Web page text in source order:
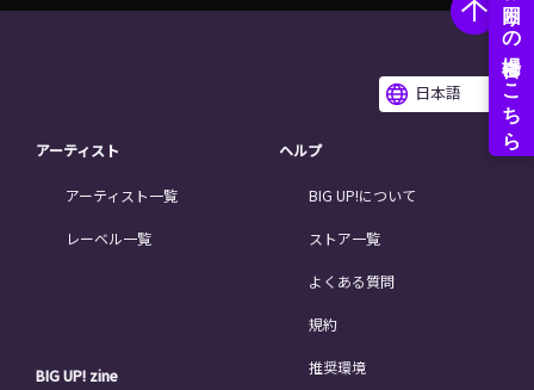
日本語
アーティスト
アーティスト一覧
レーベル一覧
BIG UP! zine
ヘルプ
BIG UP!について
ストア一覧
よくある質問
規約
推奨環境